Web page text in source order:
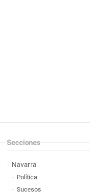
Secciones
Navarra
Política
Sucesos